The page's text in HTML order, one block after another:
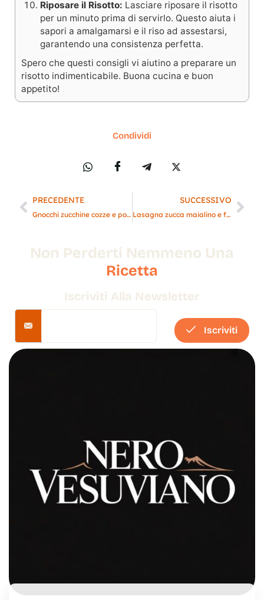
Riposare il Risotto: Lasciare riposare il risotto
per un minuto prima di servirlo. Questo aiuta i
sapori a amalgamarsi e il riso ad assestarsi,
garantendo una consistenza perfetta.
Spero che questi consigli vi aiutino a preparare un
risotto indimenticabile. Buona cucina e buon
appetito!
Condividi
PRECEDENTE
Gnocchi zucchine cozze e polvere di fiori di zucca
SUCCESSIVO
Lasagna zucca maialino e funghi pioppini
Non Perderti Nemmeno Una
Ricetta
Iscriviti Alla Newsletter
Iscriviti